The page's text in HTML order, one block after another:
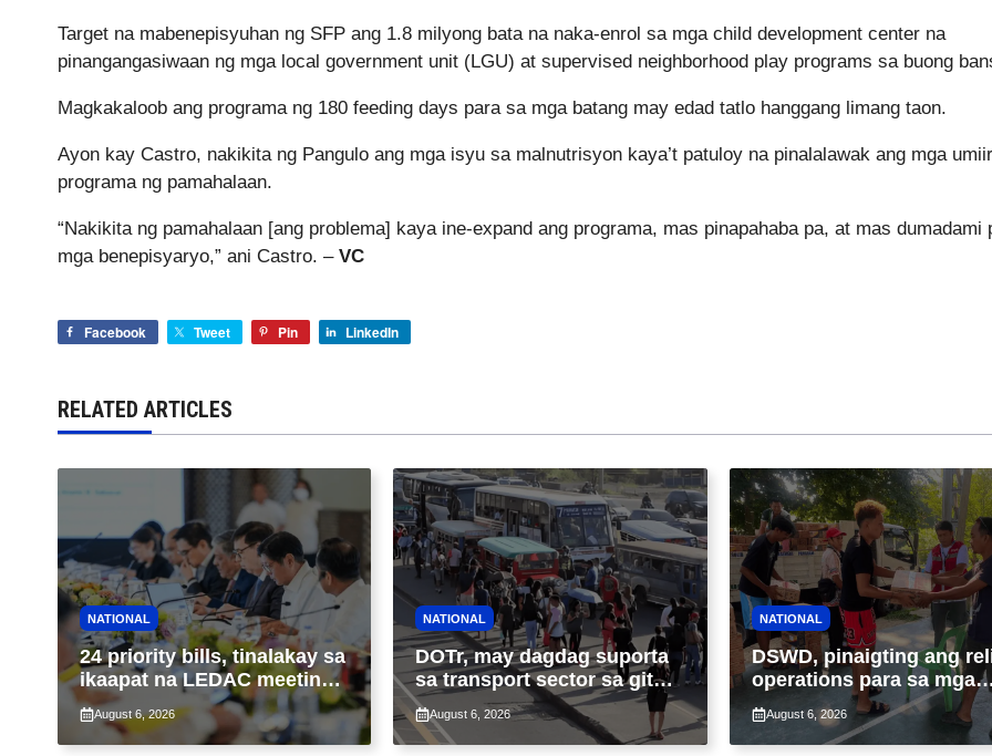
Target na mabenepisyuhan ng SFP ang 1.8 milyong bata na naka-enrol sa mga child development center na
pinangangasiwaan ng mga local government unit (LGU) at supervised neighborhood play programs sa buong
Magkakaloob ang programa ng 180 feeding days para sa mga batang may edad tatlo hanggang limang taon.
Ayon kay Castro, nakikita ng Pangulo ang mga isyu sa malnutrisyon kaya’t patuloy na pinalalawak ang mga
programa ng pamahalaan.
“Nakikita ng pamahalaan [ang problema] kaya ine-expand ang programa, mas pinapahaba pa, at mas dumadami
mga benepisyaryo,” ani Castro. – VC
Facebook Tweet Pin LinkedIn
RELATED ARTICLES
NATIONAL
24 priority bills, tinalakay sa
ikaapat na LEDAC meeting
sa pangunguna ni PBBM
August 6, 2026
NATIONAL
DOTr, may dagdag suporta
sa transport sector sa gitna
ng patuloy na suspensyon
ng taas-pasahe
August 6, 2026
NATIONAL
DSWD, pinaigting ang
operations para sa mga
apektado ng habagat at
Bagyong Luis, Maymay
August 6, 2026